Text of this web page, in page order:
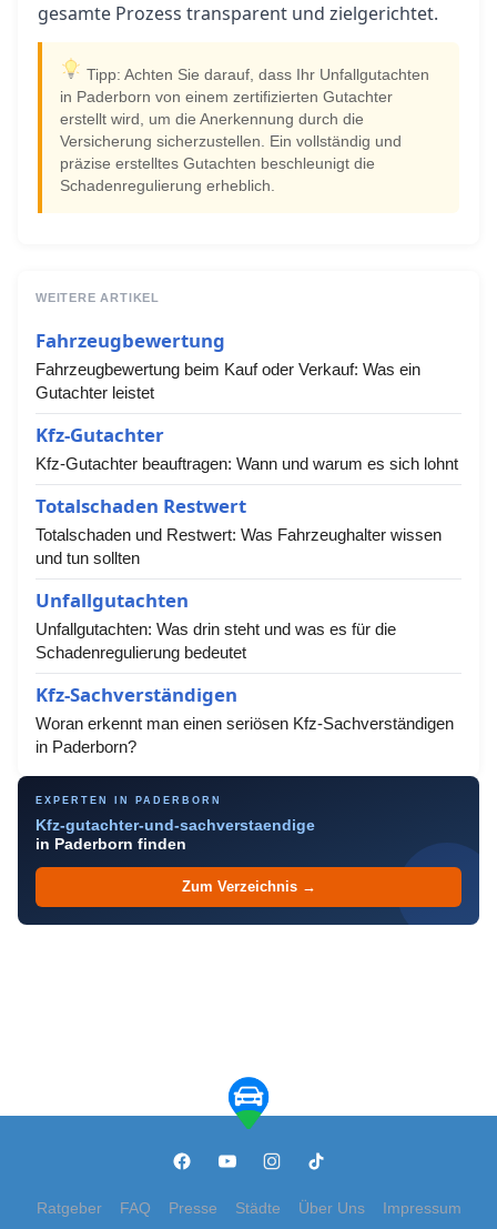
gesamte Prozess transparent und zielgerichtet.
Tipp: Achten Sie darauf, dass Ihr Unfallgutachten
in Paderborn von einem zertifizierten Gutachter
erstellt wird, um die Anerkennung durch die
Versicherung sicherzustellen. Ein vollständig und
präzise erstelltes Gutachten beschleunigt die
Schadenregulierung erheblich.
WEITERE ARTIKEL
Fahrzeugbewertung
Fahrzeugbewertung beim Kauf oder Verkauf: Was ein
Gutachter leistet
Kfz-Gutachter
Kfz-Gutachter beauftragen: Wann und warum es sich lohnt
Totalschaden Restwert
Totalschaden und Restwert: Was Fahrzeughalter wissen
und tun sollten
Unfallgutachten
Unfallgutachten: Was drin steht und was es für die
Schadenregulierung bedeutet
Kfz-Sachverständigen
Woran erkennt man einen seriösen Kfz-Sachverständigen
in Paderborn?
EXPERTEN IN PADERBORN
Kfz-gutachter-und-sachverstaendige
in Paderborn finden
Zum Verzeichnis →
Ratgeber FAQ Presse Städte Über Uns Impressum